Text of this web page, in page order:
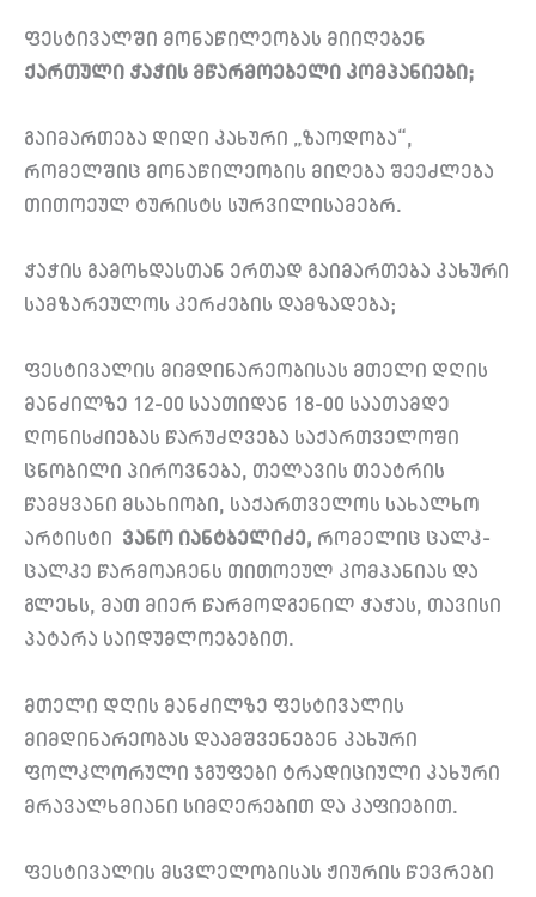
ფესტივალში მონაწილეობას მიიღებენ
ქართული ჭაჭის მწარმოებელი კომპანიები;
გაიმართება დიდი კახური „ზაოდობა“,
რომელშიც მონაწილეობის მიღება შეეძლება
თითოეულ ტურისტს სურვილისამებრ.
ჭაჭის გამოხდასთან ერთად გაიმართება კახური
სამზარეულოს კერძების დამზადება;
ფესტივალის მიმდინარეობისას მთელი დღის
მანძილზე 12-00 საათიდან 18-00 საათამდე
ღონისძიებას წარუძღვება საქართველოში
ცნობილი პიროვნება, თელავის თეატრის
წამყვანი მსახიობი, საქართველოს სახალხო
არტისტი ვანო იანტბელიძე, რომელიც ცალკ-
ცალკე წარმოაჩენს თითოეულ კომპანიას და
გლეხს, მათ მიერ წარმოდგენილ ჭაჭას, თავისი
პატარა საიდუმლოებებით.
მთელი დღის მანძილზე ფესტივალის
მიმდინარეობას დაამშვენებენ კახური
ფოლკლორული ჯგუფები ტრადიციული კახური
მრავალხმიანი სიმღერებით და კაფიებით.
ფესტივალის მსვლელობისას ჟიურის წევრები